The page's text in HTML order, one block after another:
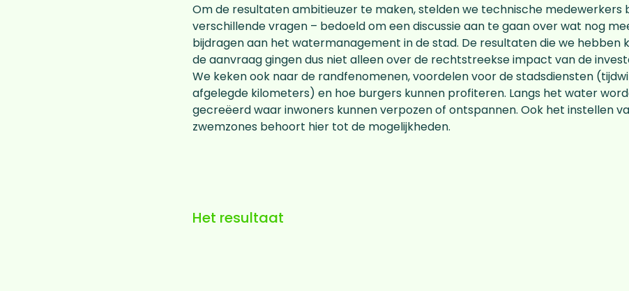
Om de resultaten ambitieuzer te maken, stelden we technische medewerkers
verschillende vragen – bedoeld om een discussie aan te gaan over wat nog
bijdragen aan het watermanagement in de stad. De resultaten die we hebben
de aanvraag gingen dus niet alleen over de rechtstreekse impact van de
We keken ook naar de randfenomenen, voordelen voor de stadsdiensten
afgelegde kilometers) en hoe burgers kunnen profiteren. Langs het water
gecreëerd waar inwoners kunnen verpozen of ontspannen. Ook het instellen
zwemzones behoort hier tot de mogelijkheden.
Het resultaat